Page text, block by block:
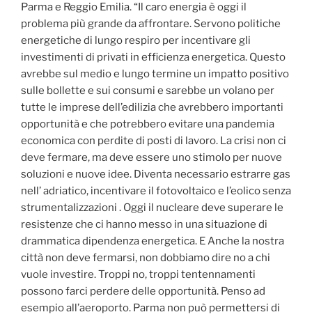
Parma e Reggio Emilia. “Il caro energia è oggi il
problema più grande da affrontare. Servono politiche
energetiche di lungo respiro per incentivare gli
investimenti di privati in efficienza energetica. Questo
avrebbe sul medio e lungo termine un impatto positivo
sulle bollette e sui consumi e sarebbe un volano per
tutte le imprese dell’edilizia che avrebbero importanti
opportunità e che potrebbero evitare una pandemia
economica con perdite di posti di lavoro. La crisi non ci
deve fermare, ma deve essere uno stimolo per nuove
soluzioni e nuove idee. Diventa necessario estrarre gas
nell’ adriatico, incentivare il fotovoltaico e l’eolico senza
strumentalizzazioni . Oggi il nucleare deve superare le
resistenze che ci hanno messo in una situazione di
drammatica dipendenza energetica. E Anche la nostra
città non deve fermarsi, non dobbiamo dire no a chi
vuole investire. Troppi no, troppi tentennamenti
possono farci perdere delle opportunità. Penso ad
esempio all’aeroporto. Parma non può permettersi di